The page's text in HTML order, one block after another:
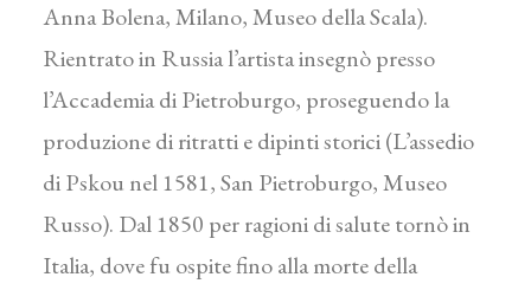
Anna Bolena, Milano, Museo della Scala).
Rientrato in Russia l’artista insegnò presso
l’Accademia di Pietroburgo, proseguendo la
produzione di ritratti e dipinti storici (L’assedio
di Pskou nel 1581, San Pietroburgo, Museo
Russo). Dal 1850 per ragioni di salute tornò in
Italia, dove fu ospite fino alla morte della